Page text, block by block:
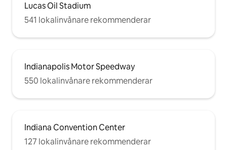
Lucas Oil Stadium
541 lokalinvånare rekommenderar
Indianapolis Motor Speedway
550 lokalinvånare rekommenderar
Indiana Convention Center
127 lokalinvånare rekommenderar